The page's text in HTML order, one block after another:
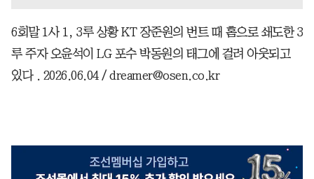
6회말 1사 1, 3루 상황 KT 장준원의 번트 때 홈으로 쇄도한 3
루 주자 오윤석이 LG 포수 박동원의 태그에 걸려 아웃되고
있다 . 2026.06.04 / dreamer@osen.co.kr